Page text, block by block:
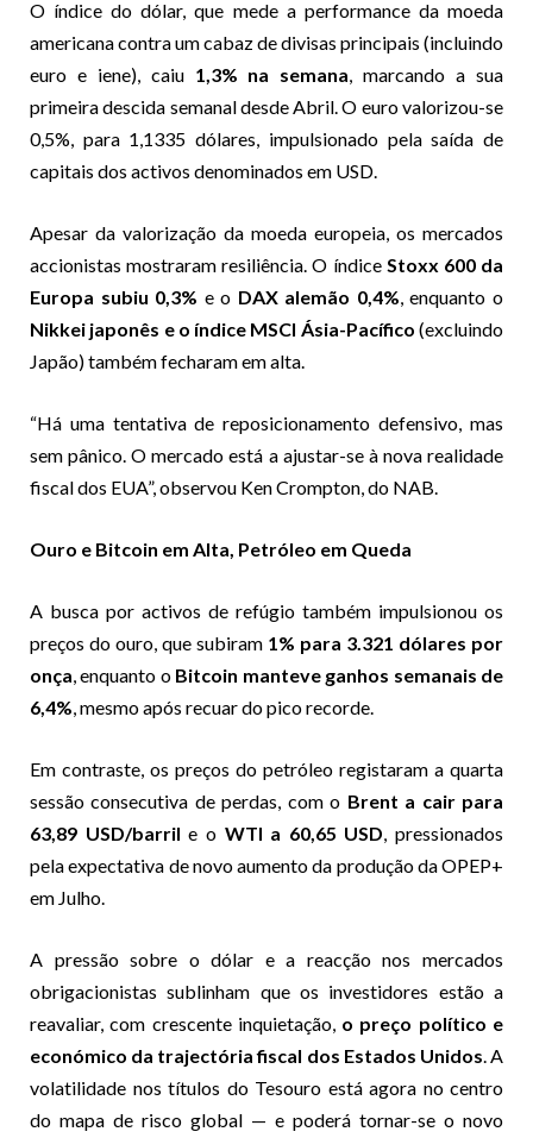
O índice do dólar, que mede a performance da moeda
americana contra um cabaz de divisas principais (incluindo
euro e iene), caiu 1,3% na semana, marcando a sua
primeira descida semanal desde Abril. O euro valorizou-se
0,5%, para 1,1335 dólares, impulsionado pela saída de
capitais dos activos denominados em USD.
Apesar da valorização da moeda europeia, os mercados
accionistas mostraram resiliência. O índice Stoxx 600 da
Europa subiu 0,3% e o DAX alemão 0,4%, enquanto o
Nikkei japonês e o índice MSCI Ásia-Pacífico (excluindo
Japão) também fecharam em alta.
“Há uma tentativa de reposicionamento defensivo, mas
sem pânico. O mercado está a ajustar-se à nova realidade
fiscal dos EUA”, observou Ken Crompton, do NAB.
Ouro e Bitcoin em Alta, Petróleo em Queda
A busca por activos de refúgio também impulsionou os
preços do ouro, que subiram 1% para 3.321 dólares por
onça, enquanto o Bitcoin manteve ganhos semanais de
6,4%, mesmo após recuar do pico recorde.
Em contraste, os preços do petróleo registaram a quarta
sessão consecutiva de perdas, com o Brent a cair para
63,89 USD/barril e o WTI a 60,65 USD, pressionados
pela expectativa de novo aumento da produção da OPEP+
em Julho.
A pressão sobre o dólar e a reacção nos mercados
obrigacionistas sublinham que os investidores estão a
reavaliar, com crescente inquietação, o preço político e
económico da trajectória fiscal dos Estados Unidos. A
volatilidade nos títulos do Tesouro está agora no centro
do mapa de risco global — e poderá tornar-se o novo